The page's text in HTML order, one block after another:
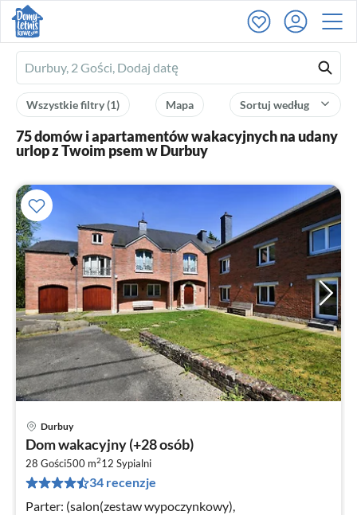
Ferienhausmiete
logo
Sortuj według
Mapa
Wszystkie filtry(1)
75 domów i apartamentów wakacyjnych na udany
urlop z Twoim psem w Durbuy
Durbuy
Dom wakacyjny (+28 osób)
28 Gości500 m212 Sypialni
34 recenzje
Parter: (salon(zestaw wypoczynkowy),